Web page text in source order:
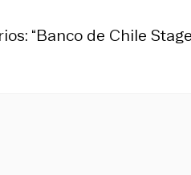
“Banco de Chile